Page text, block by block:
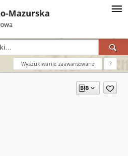
Wyszukiwanie zaawansowane ?